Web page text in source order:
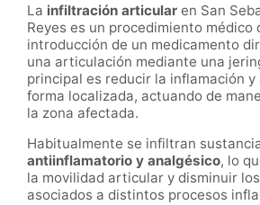
La infiltración articular en San
Reyes es un procedimiento médico
introducción de un medicamento
una articulación mediante una
principal es reducir la inflamación
forma localizada, actuando de
la zona afectada.
Habitualmente se infiltran
antiinflamatorio y analgésico, lo
la movilidad articular y disminuir
asociados a distintos procesos